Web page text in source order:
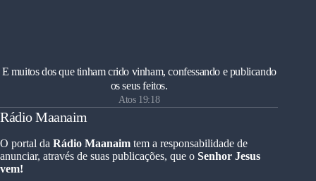
E muitos dos que tinham crido vinham, confessando e publicando
os seus feitos.
Atos 19:18
Rádio Maanaim
O portal da Rádio Maanaim tem a responsabilidade de
anunciar, através de suas publicações, que o Senhor Jesus
vem!